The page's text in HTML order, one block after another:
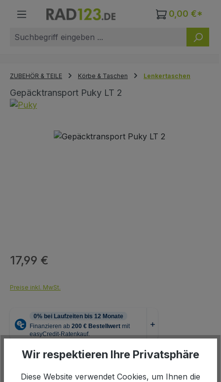
Zum Hauptinhalt springen 0,00 €*
ZUBEHÖR & TEILE Körbe & Taschen Lenkertaschen
Gepäcktransport Puky LT 2
Bildergalerie überspringen
Regulärer Preis:
17,99 €
Preise inkl. MwSt.
Farbe auswählen
Wir respektieren Ihre Privatsphäre
Diese Website verwendet Cookies, um Ihnen die